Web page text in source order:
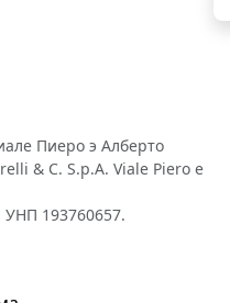
Пиеро э Алберто
& C. S.p.A. Viale Piero e
193760657.